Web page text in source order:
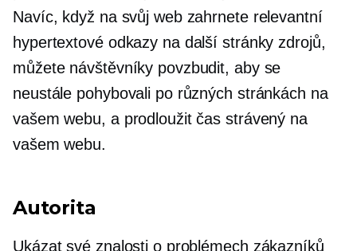
Navíc, když na svůj web zahrnete relevantní
hypertextové odkazy na další stránky zdrojů,
můžete návštěvníky povzbudit, aby se
neustále pohybovali po různých stránkách na
vašem webu, a prodloužit čas strávený na
vašem webu.
Autorita
Ukázat své znalosti o problémech zákazníků